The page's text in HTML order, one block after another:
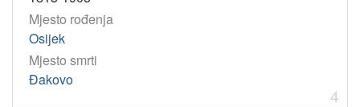
Mjesto rođenja
Osijek
Mjesto smrti
Đakovo
4